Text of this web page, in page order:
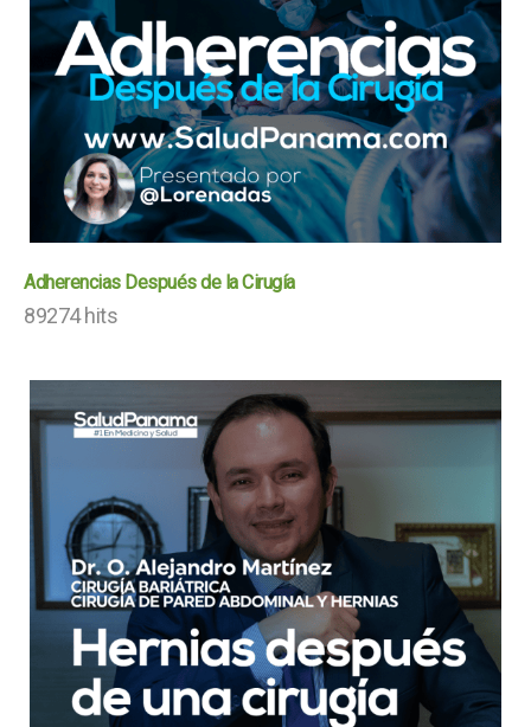
Adherencias Después de la Cirugía
89274 hits